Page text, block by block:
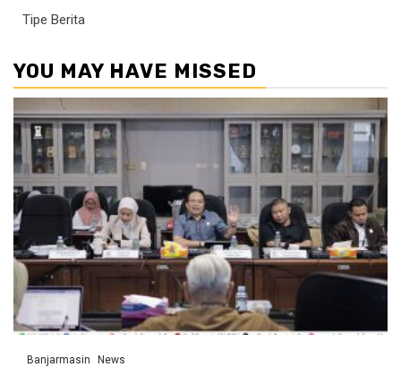
Tipe Berita
YOU MAY HAVE MISSED
Banjarmasin News